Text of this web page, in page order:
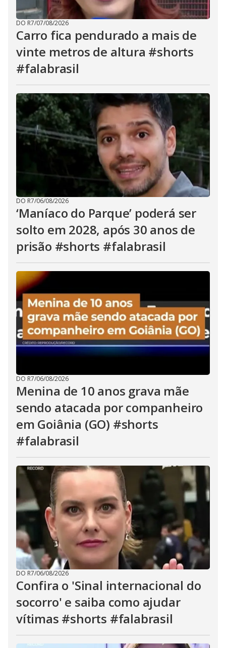
DO R7/07/08/2026
Carro fica pendurado a mais de
vinte metros de altura #shorts
#falabrasil
DO R7/06/08/2026
‘Maníaco do Parque’ poderá ser
solto em 2028, após 30 anos de
prisão #shorts #falabrasil
DO R7/06/08/2026
Menina de 10 anos grava mãe
sendo atacada por companheiro
em Goiânia (GO) #shorts
#falabrasil
DO R7/06/08/2026
Confira o 'Sinal internacional do
socorro' e saiba como ajudar
vítimas #shorts #falabrasil